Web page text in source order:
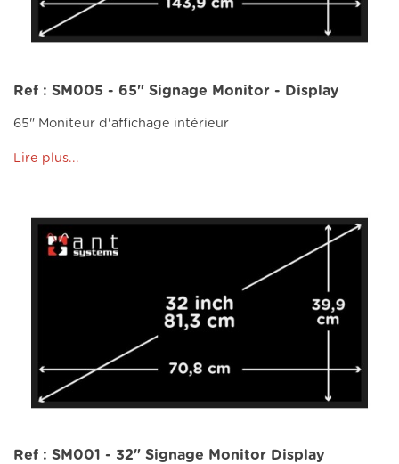
Ref : SM005 - 65" Signage Monitor - Display
65" Moniteur d'affichage intérieur
Lire plus...
Ref : SM001 - 32" Signage Monitor Display